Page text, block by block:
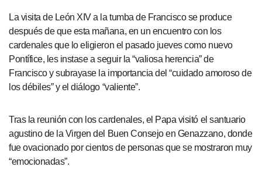
La visita de León XIV a la tumba de Francisco se produce
después de que esta mañana, en un encuentro con los
cardenales que lo eligieron el pasado jueves como nuevo
Pontífice, les instase a seguir la “valiosa herencia” de
Francisco y subrayase la importancia del “cuidado amoroso de
los débiles” y el diálogo “valiente”.
Tras la reunión con los cardenales, el Papa visitó el santuario
agustino de la Virgen del Buen Consejo en Genazzano, donde
fue ovacionado por cientos de personas que se mostraron muy
“emocionadas”.